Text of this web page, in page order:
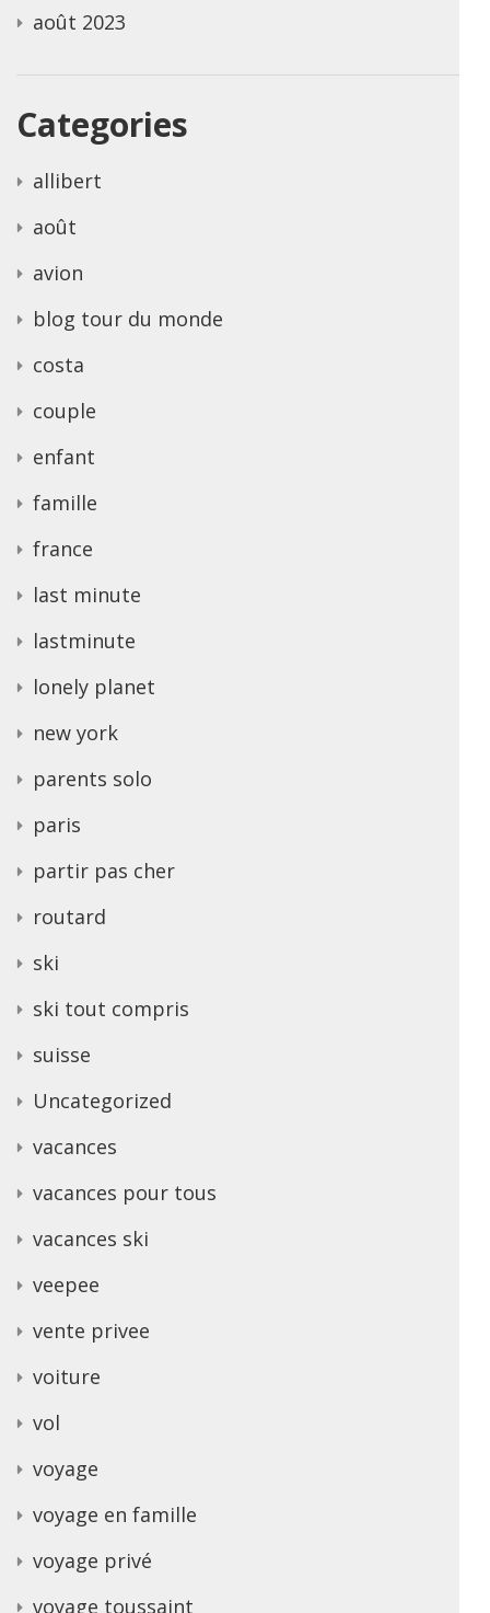
août 2023
Categories
allibert
août
avion
blog tour du monde
costa
couple
enfant
famille
france
last minute
lastminute
lonely planet
new york
parents solo
paris
partir pas cher
routard
ski
ski tout compris
suisse
Uncategorized
vacances
vacances pour tous
vacances ski
veepee
vente privee
voiture
vol
voyage
voyage en famille
voyage privé
voyage toussaint